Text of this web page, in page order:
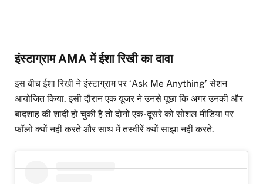
इंस्टाग्राम AMA में ईशा रिखी का दावा
इस बीच ईशा रिखी ने इंस्टाग्राम पर ‘Ask Me Anything’ सेशन
आयोजित किया. इसी दौरान एक यूजर ने उनसे पूछा कि अगर उनकी और
बादशाह की शादी हो चुकी है तो दोनों एक-दूसरे को सोशल मीडिया पर
फॉलो क्यों नहीं करते और साथ में तस्वीरें क्यों साझा नहीं करते.